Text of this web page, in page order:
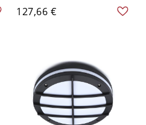
abat-jour en verre blanc -
110 V-120 V Volière
127,66 €